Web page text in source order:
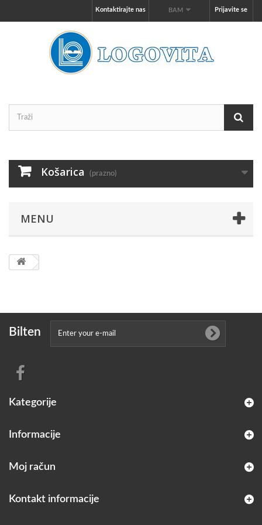
Prijavite se
BAM
Kontaktirajte nas
Košarica (prazno)
MENU
Bilten
Kategorije
Informacije
Moj račun
Kontakt informacije